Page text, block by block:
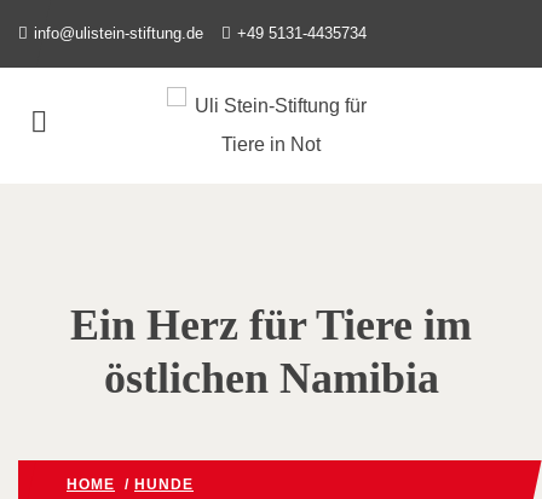
info@ulistein-stiftung.de +49 5131-4435734
Ein Herz für Tiere im
östlichen Namibia
HOME / HUNDE